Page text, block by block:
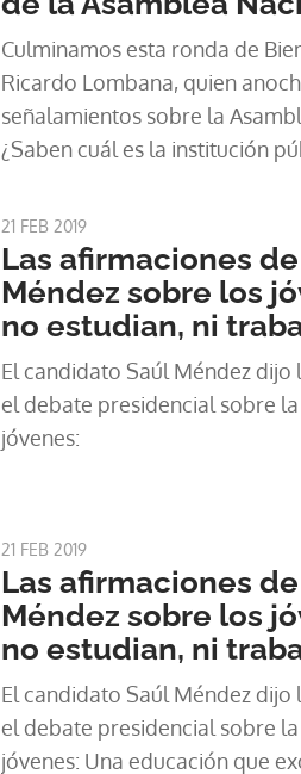
Culminamos esta ronda de
Ricardo Lombana, quien
señalamientos sobre la
¿Saben cuál es la institución
es la educación, no es la
Nacional, que tiene 2,700
cuatro veces más que la
deporte en el país.
21 FEB 2019
Las afirmaciones
Méndez sobre los
no estudian, ni
El candidato Saúl Méndez dijo
el debate presidencial sobre
jóvenes:
21 FEB 2019
Las afirmaciones
Méndez sobre los
no estudian, ni
El candidato Saúl Méndez dijo
el debate presidencial sobre
jóvenes: Una educación que